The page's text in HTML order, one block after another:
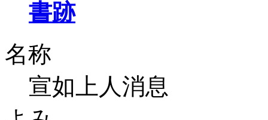
書跡
名称
宣如上人消息